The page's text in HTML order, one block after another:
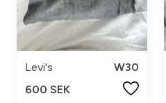
Levi's
W30
600 SEK